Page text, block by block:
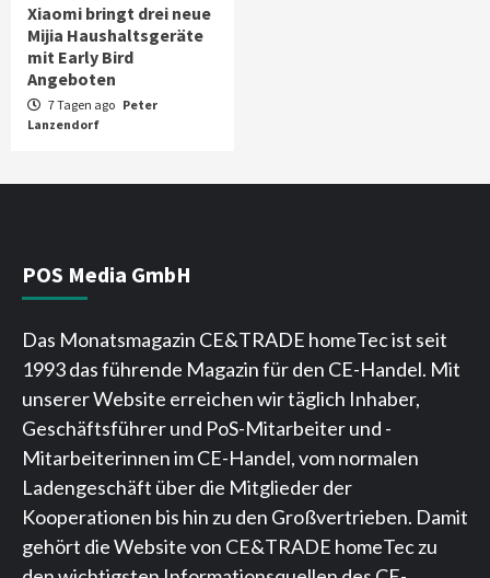
Xiaomi bringt drei neue
Mijia Haushaltsgeräte
mit Early Bird
Angeboten
7 Tagen ago Peter
Lanzendorf
POS Media GmbH
Das Monatsmagazin CE&TRADE homeTec ist seit
1993 das führende Magazin für den CE-Handel. Mit
unserer Website erreichen wir täglich Inhaber,
Geschäftsführer und PoS-Mitarbeiter und -
Mitarbeiterinnen im CE-Handel, vom normalen
Ladengeschäft über die Mitglieder der
Kooperationen bis hin zu den Großvertrieben. Damit
gehört die Website von CE&TRADE homeTec zu